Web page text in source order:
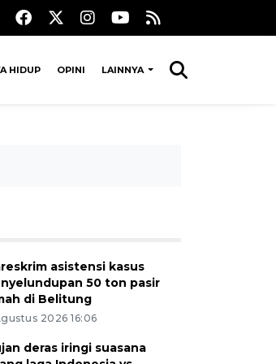
HIDUP OPINI LAINNYA
asistensi kasus
50 ton pasir
di Belitung
2026 16:06
deras iringi suasana